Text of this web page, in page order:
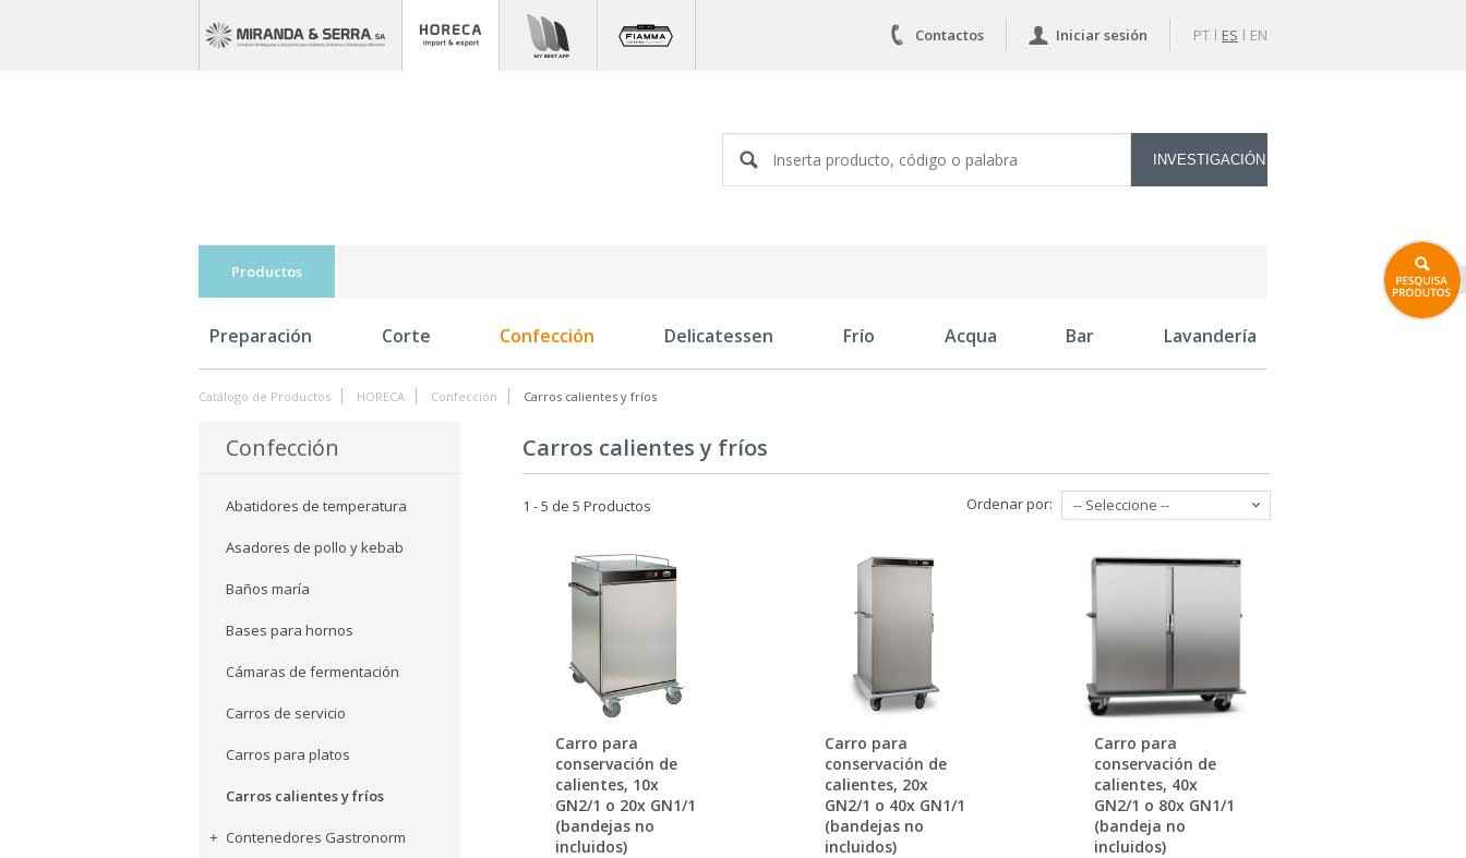
Contactos Iniciar sesión PT ES EN
Productos
Preparación Corte Confección Delicatessen Frío Acqua Bar Lavandería
Catálogo de Productos HORECA Confección Carros calientes y fríos
Confección
Abatidores de temperatura
Asadores de pollo y kebab
Baños maría
Bases para hornos
Cámaras de fermentación
Carros de servicio
Carros para platos
Carros calientes y fríos
Contenedores Gastronorm
Carros calientes y fríos
1 - 5 de 5 Productos Ordenar por: -- Seleccione --
Carro para
conservación de
calientes, 10x
GN2/1 o 20x GN1/1
(bandejas no
incluidos)
Carro para
conservación de
calientes, 20x
GN2/1 o 40x GN1/1
(bandejas no
incluidos)
Carro para
conservación de
calientes, 40x
GN2/1 o 80x GN1/1
(bandeja no
incluidos)